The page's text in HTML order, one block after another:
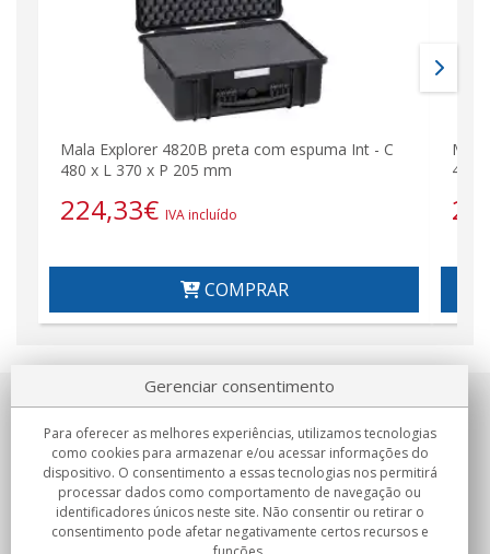
Mala Explorer 4820B preta com espuma Int - C
480 x L 370 x P 205 mm
224,33€ IVA incluído
COMPRAR
480
Sobre nosotros
Compromissos
Compras
Gerenciar consentimento
Para oferecer as melhores experiências, utilizamos tecnologias
como cookies para armazenar e/ou acessar informações do
dispositivo. O consentimento a essas tecnologias nos permitirá
processar dados como comportamento de navegação ou
identificadores únicos neste site. Não consentir ou retirar o
consentimento pode afetar negativamente certos recursos e